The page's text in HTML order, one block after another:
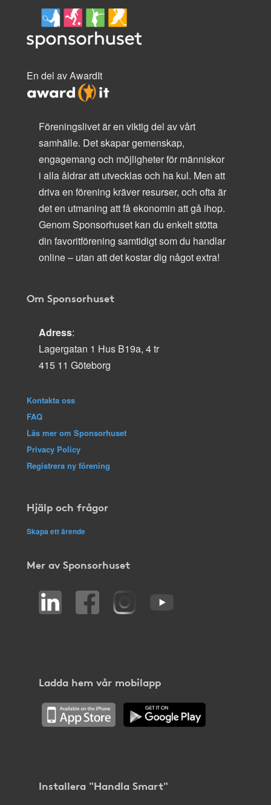
En del av AwardIt
Föreningslivet är en viktig del av vårt
samhälle. Det skapar gemenskap,
engagemang och möjligheter för människor
i alla åldrar att utvecklas och ha kul. Men att
driva en förening kräver resurser, och ofta är
det en utmaning att få ekonomin att gå ihop.
Genom Sponsorhuset kan du enkelt stötta
din favoritförening samtidigt som du handlar
online – utan att det kostar dig något extra!
Om Sponsorhuset
Adress:
Lagergatan 1 Hus B19a, 4 tr
415 11 Göteborg
Kontakta oss
FAQ
Läs mer om Sponsorhuset
Privacy Policy
Registrera ny förening
Hjälp och frågor
Skapa ett ärende
Mer av Sponsorhuset
Ladda hem vår mobilapp
Installera "Handla Smart"